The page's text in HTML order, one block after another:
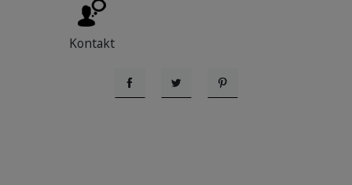
Kontakt
UdostępnijTweetujPinterest